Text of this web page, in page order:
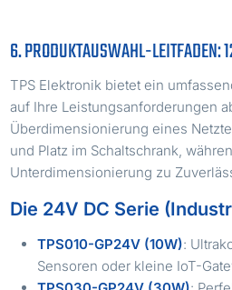
6. PRODUKTAUSWAHL-LEITFADEN:
TPS Elektronik bietet ein
auf Ihre Leistungsanforderungen
Überdimensionierung eines
und Platz im Schaltschrank,
Unterdimensionierung zu
Die 24V DC Serie
TPS010-GP24V (10W):
Sensoren oder kleine IoT-